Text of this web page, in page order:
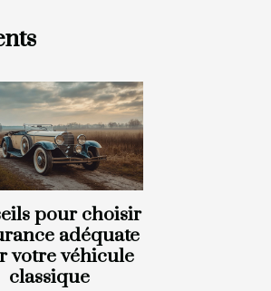
pour choisir
adéquate
votre véhicule
classique